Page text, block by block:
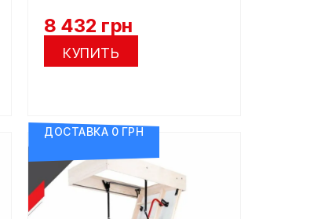
8 432 грн
КУПИТЬ
ДОСТАВКА 0 ГРН